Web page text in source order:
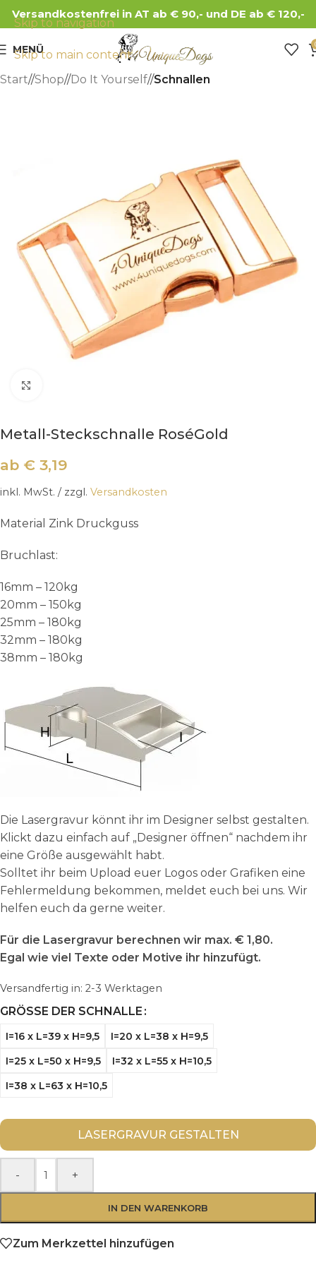
Skip to navigation
Skip to main content
Versandkostenfrei in AT ab € 90,- und DE ab € 120,-
MENÜ
Start/ Shop/ Do It Yourself/ Schnallen
Metall-Steckschnalle RoséGold
ab € 3,19
inkl. MwSt. / zzgl. Versandkosten
Material Zink Druckguss
Bruchlast:
16mm – 120kg
20mm – 150kg
25mm – 180kg
32mm – 180kg
38mm – 180kg
Die Lasergravur könnt ihr im Designer selbst gestalten.
Klickt dazu einfach auf „Designer öffnen“ nachdem ihr
eine Größe ausgewählt habt.
Solltet ihr beim Upload euer Logos oder Grafiken eine
Fehlermeldung bekommen, meldet euch bei uns. Wir
helfen euch da gerne weiter.
Für die Lasergravur berechnen wir max. € 1,80.
Egal wie viel Texte oder Motive ihr hinzufügt.
Versandfertig in: 2-3 Werktagen
GRÖSSE DER SCHNALLE
I=16 x L=39 x H=9,5
I=20 x L=38 x H=9,5
I=25 x L=50 x H=9,5
I=32 x L=55 x H=10,5
I=38 x L=63 x H=10,5
- +
IN DEN WARENKORB
LASERGRAVUR GESTALTEN
Zum Merkzettel hinzufügen